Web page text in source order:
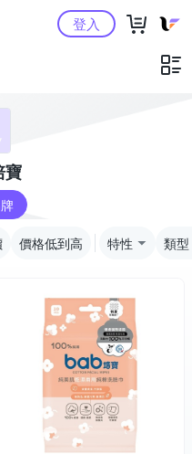
購物中心登入
寶
價格低到高 特性 類型